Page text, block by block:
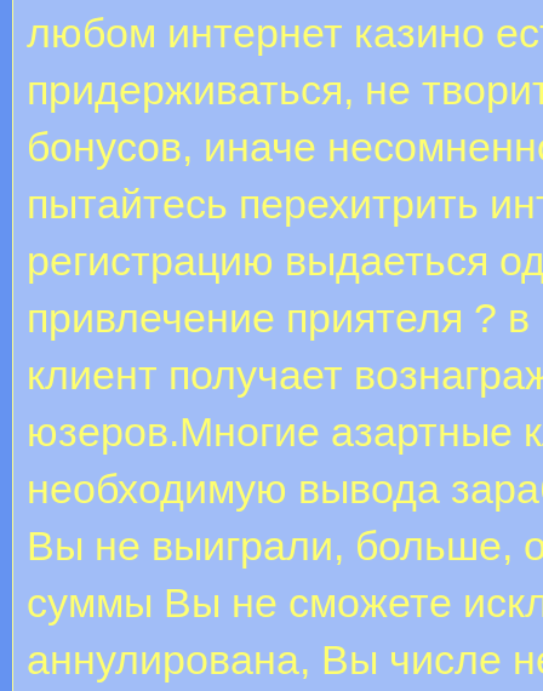
любом интернет казино
придерживаться, не
бонусов, иначе
пытайтесь перехитрить
регистрацию выдаеться
привлечение приятеля ?
клиент получает
юзеров.Многие азартные
необходимую вывода
Вы не выиграли, больше,
суммы Вы не сможете
аннулирована, Вы числе